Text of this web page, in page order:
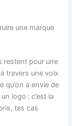
une marque
restent pour une
travers une voix
qu’on a envie de
logo : c’est la
tes cas